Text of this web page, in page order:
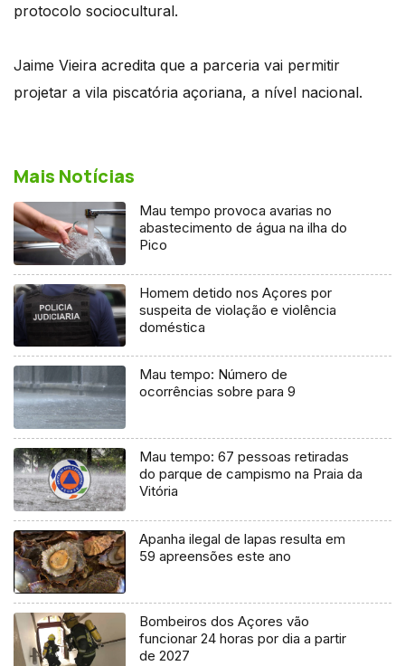
protocolo sociocultural.
Jaime Vieira acredita que a parceria vai permitir
projetar a vila piscatória açoriana, a nível nacional.
Mais Notícias
Mau tempo provoca avarias no
abastecimento de água na ilha do
Pico
Homem detido nos Açores por
suspeita de violação e violência
doméstica
Mau tempo: Número de
ocorrências sobre para 9
Mau tempo: 67 pessoas retiradas
do parque de campismo na Praia da
Vitória
Apanha ilegal de lapas resulta em
59 apreensões este ano
Bombeiros dos Açores vão
funcionar 24 horas por dia a partir
de 2027